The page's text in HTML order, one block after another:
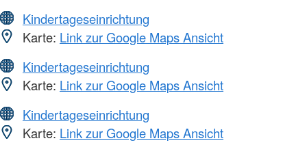
Kindertageseinrichtung
Karte: Link zur Google Maps Ansicht
Kindertageseinrichtung
Karte: Link zur Google Maps Ansicht
Kindertageseinrichtung
Karte: Link zur Google Maps Ansicht